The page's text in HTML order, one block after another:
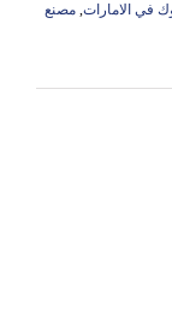
في الامارات, مصنع